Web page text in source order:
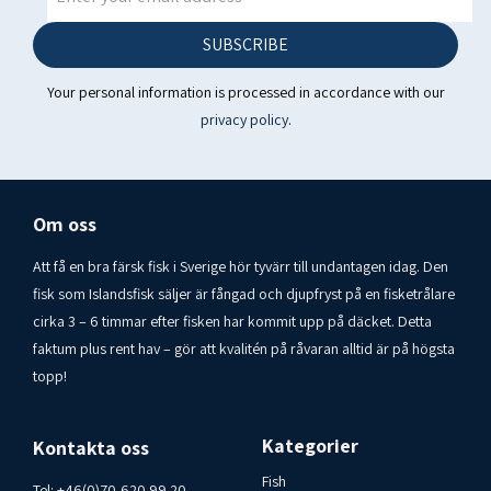
Iceland
Consumer contact Islandsfisk i Varberg AB
Tel: 00-46-70-6209920
SUBSCRIBE
Your personal information is processed in accordance with our
privacy policy.
Om oss
Att få en bra färsk fisk i Sverige hör tyvärr till undantagen idag. Den
fisk som Islandsfisk säljer är fångad och djupfryst på en fisketrålare
cirka 3 – 6 timmar efter fisken har kommit upp på däcket. Detta
faktum plus rent hav – gör att kvalitén på råvaran alltid är på högsta
topp!
Kontakta oss Kategorier
Fish